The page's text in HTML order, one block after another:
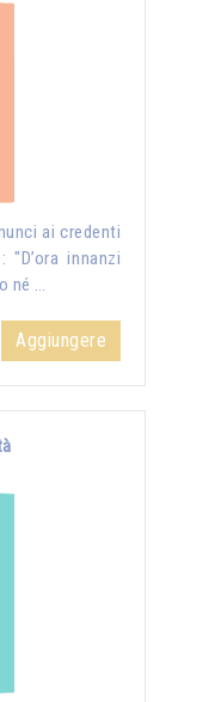
ai credenti
innanzi
né …
Aggiungere